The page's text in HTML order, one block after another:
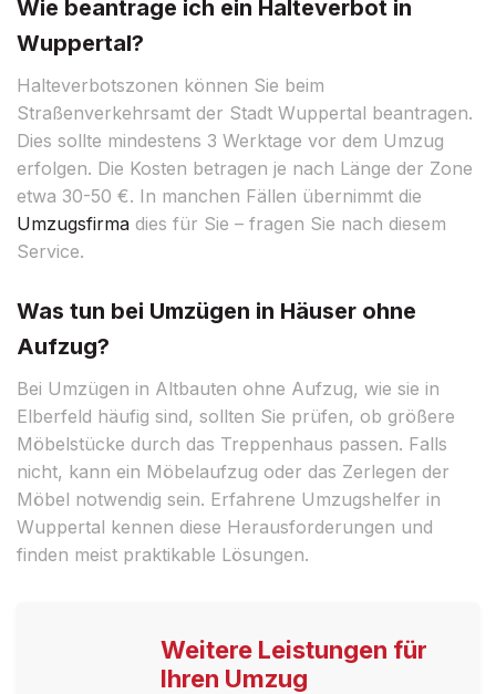
Wie beantrage ich ein Halteverbot in
Wuppertal?
Halteverbotszonen können Sie beim
Straßenverkehrsamt der Stadt Wuppertal beantragen.
Dies sollte mindestens 3 Werktage vor dem Umzug
erfolgen. Die Kosten betragen je nach Länge der Zone
etwa 30-50 €. In manchen Fällen übernimmt die
Umzugsfirma dies für Sie – fragen Sie nach diesem
Service.
Was tun bei Umzügen in Häuser ohne
Aufzug?
Bei Umzügen in Altbauten ohne Aufzug, wie sie in
Elberfeld häufig sind, sollten Sie prüfen, ob größere
Möbelstücke durch das Treppenhaus passen. Falls
nicht, kann ein Möbelaufzug oder das Zerlegen der
Möbel notwendig sein. Erfahrene Umzugshelfer in
Wuppertal kennen diese Herausforderungen und
finden meist praktikable Lösungen.
Weitere Leistungen für
Ihren Umzug